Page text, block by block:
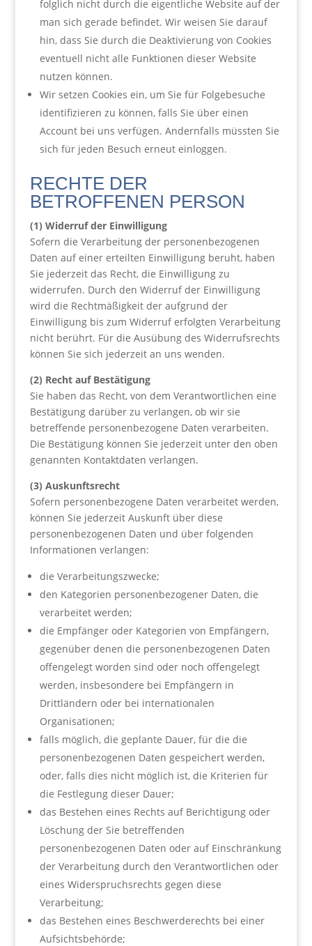
folglich nicht durch die eigentliche Website auf der
man sich gerade befindet. Wir weisen Sie darauf
hin, dass Sie durch die Deaktivierung von Cookies
eventuell nicht alle Funktionen dieser Website
nutzen können.
Wir setzen Cookies ein, um Sie für Folgebesuche
identifizieren zu können, falls Sie über einen
Account bei uns verfügen. Andernfalls müssten Sie
sich für jeden Besuch erneut einloggen.
RECHTE DER
BETROFFENEN PERSON
(1) Widerruf der Einwilligung
Sofern die Verarbeitung der personenbezogenen
Daten auf einer erteilten Einwilligung beruht, haben
Sie jederzeit das Recht, die Einwilligung zu
widerrufen. Durch den Widerruf der Einwilligung
wird die Rechtmäßigkeit der aufgrund der
Einwilligung bis zum Widerruf erfolgten Verarbeitung
nicht berührt. Für die Ausübung des Widerrufsrechts
können Sie sich jederzeit an uns wenden.
(2) Recht auf Bestätigung
Sie haben das Recht, von dem Verantwortlichen eine
Bestätigung darüber zu verlangen, ob wir sie
betreffende personenbezogene Daten verarbeiten.
Die Bestätigung können Sie jederzeit unter den oben
genannten Kontaktdaten verlangen.
(3) Auskunftsrecht
Sofern personenbezogene Daten verarbeitet werden,
können Sie jederzeit Auskunft über diese
personenbezogenen Daten und über folgenden
Informationen verlangen:
die Verarbeitungszwecke;
den Kategorien personenbezogener Daten, die
verarbeitet werden;
die Empfänger oder Kategorien von Empfängern,
gegenüber denen die personenbezogenen Daten
offengelegt worden sind oder noch offengelegt
werden, insbesondere bei Empfängern in
Drittländern oder bei internationalen
Organisationen;
falls möglich, die geplante Dauer, für die die
personenbezogenen Daten gespeichert werden,
oder, falls dies nicht möglich ist, die Kriterien für
die Festlegung dieser Dauer;
das Bestehen eines Rechts auf Berichtigung oder
Löschung der Sie betreffenden
personenbezogenen Daten oder auf Einschränkung
der Verarbeitung durch den Verantwortlichen oder
eines Widerspruchsrechts gegen diese
Verarbeitung;
das Bestehen eines Beschwerderechts bei einer
Aufsichtsbehörde;